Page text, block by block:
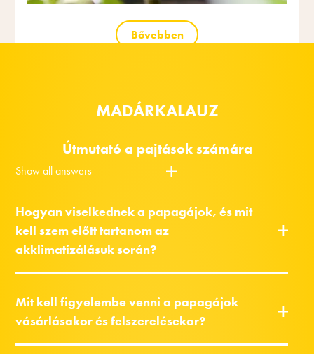
Bővebben
MADÁRKALAUZ
Útmutató a pajtások számára
Show all answers
Hogyan viselkednek a papagájok, és mit
kell szem előtt tartanom az
akklimatizálásuk során?
Mit kell figyelembe venni a papagájok
vásárlásakor és felszerelésekor?